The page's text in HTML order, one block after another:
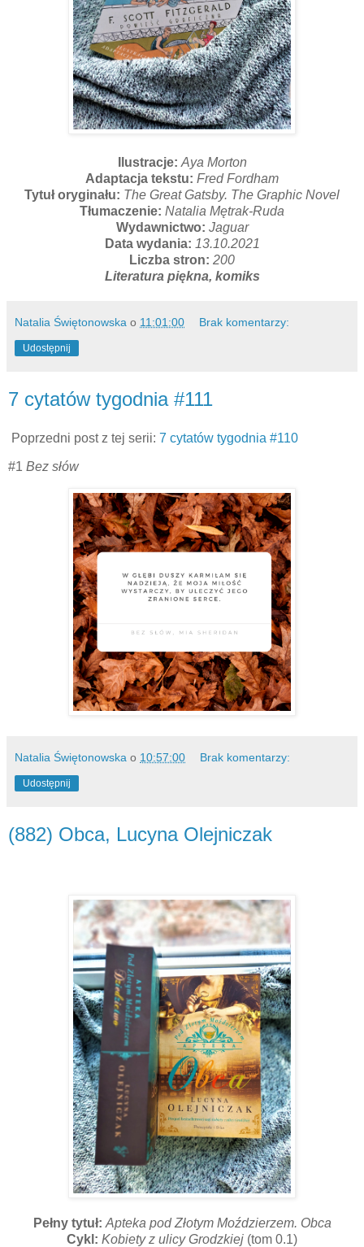
Ilustracje: Aya Morton
Adaptacja tekstu: Fred Fordham
Tytuł oryginału: The Great Gatsby. The Graphic Novel
Tłumaczenie: Natalia Mętrak-Ruda
Wydawnictwo: Jaguar
Data wydania: 13.10.2021
Liczba stron: 200
Literatura piękna, komiks
Natalia Świętonowska o 11:01:00 Brak komentarzy:
Udostępnij
7 cytatów tygodnia #111
Poprzedni post z tej serii: 7 cytatów tygodnia #110
#1 Bez słów
Natalia Świętonowska o 10:57:00 Brak komentarzy:
Udostępnij
(882) Obca, Lucyna Olejniczak
Pełny tytuł: Apteka pod Złotym Moździerzem. Obca
Cykl: Kobiety z ulicy Grodzkiej (tom 0.1)